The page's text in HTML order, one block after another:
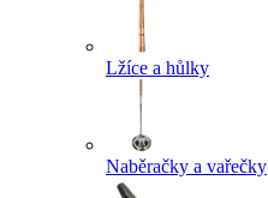
Lžíce a hůlky
Naběračky a vařečky